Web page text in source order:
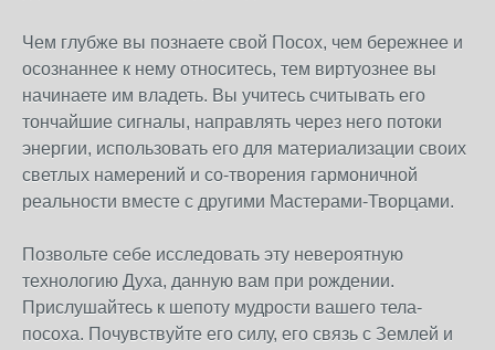
Чем глубже вы познаете свой Посох, чем бережнее и
осознаннее к нему относитесь, тем виртуознее вы
начинаете им владеть. Вы учитесь считывать его
тончайшие сигналы, направлять через него потоки
энергии, использовать его для материализации своих
светлых намерений и со-творения гармоничной
реальности вместе с другими Мастерами-Творцами.
Позвольте себе исследовать эту невероятную
технологию Духа, данную вам при рождении.
Прислушайтесь к шепоту мудрости вашего тела-
посоха. Почувствуйте его силу, его связь с Землей и